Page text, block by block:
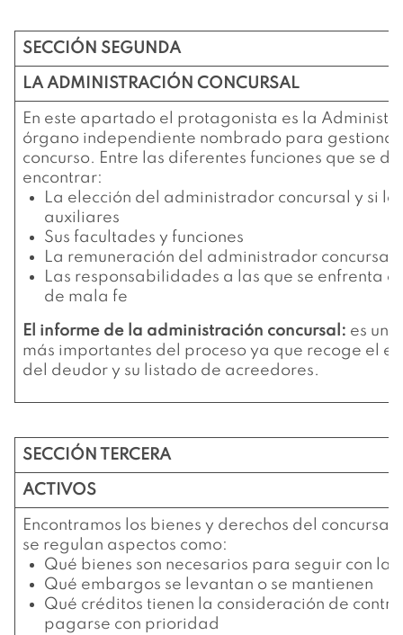
SECCIÓN SEGUNDA
LA ADMINISTRACIÓN CONCURSAL
En este apartado el protagonista es la
órgano independiente nombrado para gestionar
concurso. Entre las diferentes funciones que se
encontrar:
La elección del administrador concursal y si lo
auxiliares
Sus facultades y funciones
La remuneración del administrador concursal
Las responsabilidades a las que se enfrenta
de mala fe
El informe de la administración concursal: es
más importantes del proceso ya que recoge el
del deudor y su listado de acreedores.
SECCIÓN TERCERA
ACTIVOS
Encontramos los bienes y derechos del
se regulan aspectos como:
Qué bienes son necesarios para seguir con la
Qué embargos se levantan o se mantienen
Qué créditos tienen la consideración de
pagarse con prioridad